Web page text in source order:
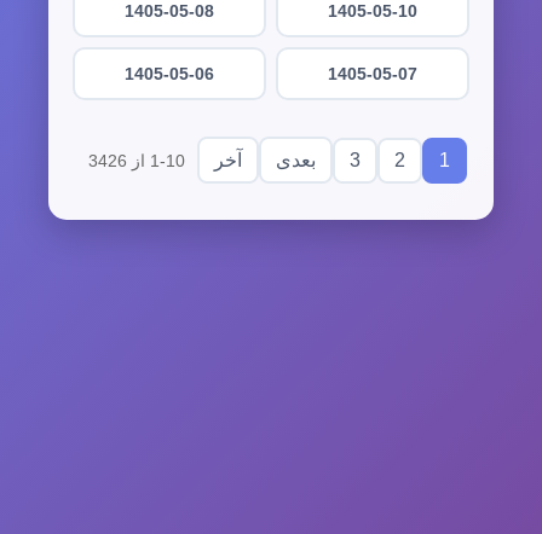
1405-05-10
1405-05-08
1405-05-07
1405-05-06
1
2
3 بعدی آخر 1-10 از 3426